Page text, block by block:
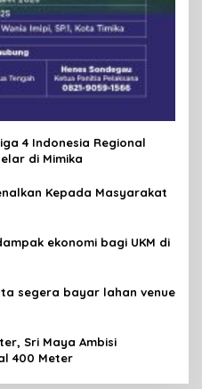
4 Indonesia Regional
di Mimika
Kepada Masyarakat
ekonomi bagi UKM di
segera bayar lahan venue
Sri Maya Ambisi
400 Meter